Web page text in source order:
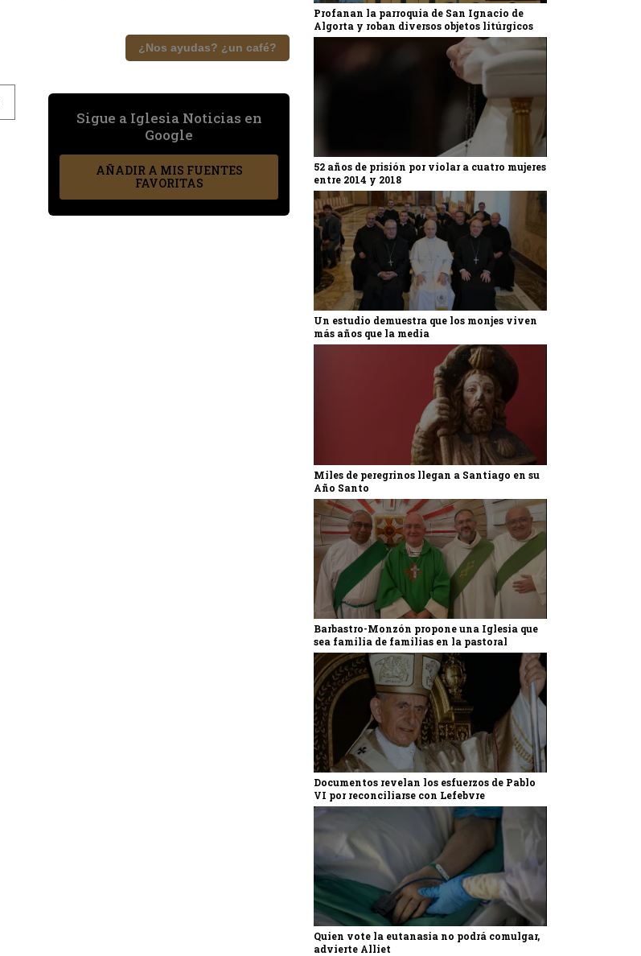
¿Nos ayudas? ¿un café?
Sigue a Iglesia Noticias en
Google
AÑADIR A MIS FUENTES
FAVORITAS
Profanan la parroquia de San Ignacio de
Algorta y roban diversos objetos litúrgicos
52 años de prisión por violar a cuatro mujeres
entre 2014 y 2018
Un estudio demuestra que los monjes viven
más años que la media
Miles de peregrinos llegan a Santiago en su
Año Santo
Barbastro-Monzón propone una Iglesia que
sea familia de familias en la pastoral
Documentos revelan los esfuerzos de Pablo
VI por reconciliarse con Lefebvre
Quien vote la eutanasia no podrá comulgar,
advierte Alliet